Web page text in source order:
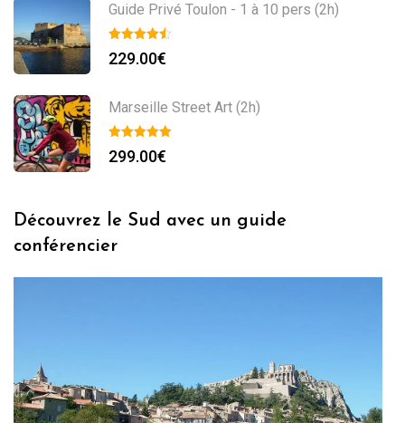
Guide Privé Toulon - 1 à 10 pers (2h)
229.00€
Marseille Street Art (2h)
299.00€
Découvrez le Sud avec un guide
conférencier